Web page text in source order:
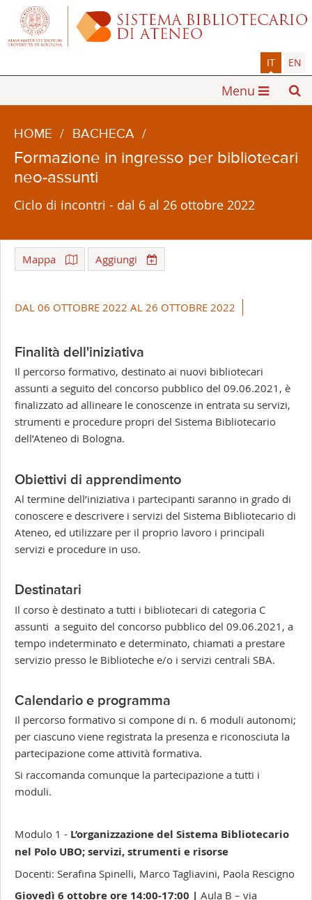
IT EN
Menu
HOME / BACHECA /
Formazione in ingresso per bibliotecari
neo-assunti
Ciclo di incontri - dal 6 al 26 ottobre 2022
Mappa Aggiungi
-
DAL 06 OTTOBRE 2022 AL 26 OTTOBRE 2022
Finalità dell'iniziativa
Il percorso formativo, destinato ai nuovi bibliotecari
assunti a seguito del concorso pubblico del 09.06.2021, è
finalizzato ad allineare le conoscenze in entrata su servizi,
strumenti e procedure propri del Sistema Bibliotecario
dell’Ateneo di Bologna.
Obiettivi di apprendimento
Al termine dell’iniziativa i partecipanti saranno in grado di
conoscere e descrivere i servizi del Sistema Bibliotecario di
Ateneo, ed utilizzare per il proprio lavoro i principali
servizi e procedure in uso.
Destinatari
Il corso è destinato a tutti i bibliotecari di categoria C
assunti a seguito del concorso pubblico del 09.06.2021, a
tempo indeterminato e determinato, chiamati a prestare
servizio presso le Biblioteche e/o i servizi centrali SBA.
Calendario e programma
Il percorso formativo si compone di n. 6 moduli autonomi;
per ciascuno viene registrata la presenza e riconosciuta la
partecipazione come attività formativa.
Si raccomanda comunque la partecipazione a tutti i
moduli.
Modulo 1 - L’organizzazione del Sistema Bibliotecario
nel Polo UBO; servizi, strumenti e risorse
Docenti: Serafina Spinelli, Marco Tagliavini, Paola Rescigno
Giovedì 6 ottobre ore 14:00-17:00 | Aula B – via